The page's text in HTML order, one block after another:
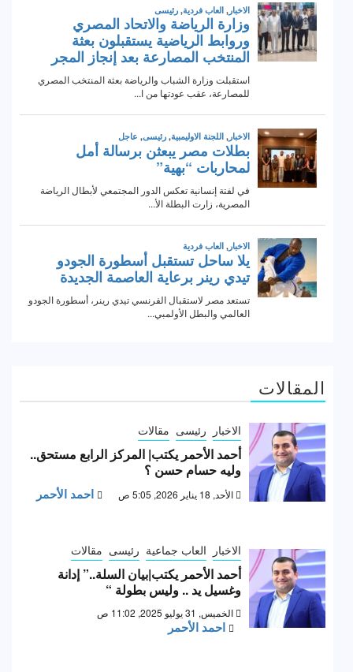
المقالات
الاخبار رئيسى مقالات
أحمد الأحمر يكتب| المركز الرابع مستحق..
وليه حسام حسن ؟
الأحد, 18 يناير 2026, 5:05 ص احمد الأحمر
الاخبار العاب جماعية رئيسى مقالات
أحمد الأحمر يكتب|بيان السلة..” إدانة
وغسيل يد .. وليس بطولة “
الخميس, 31 يوليو 2025, 11:02 ص
احمد الأحمر